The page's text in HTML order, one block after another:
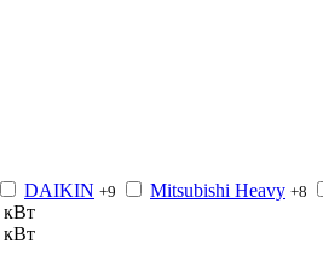
DAIKIN +9 Mitsubishi Heavy +8
кВт
кВт